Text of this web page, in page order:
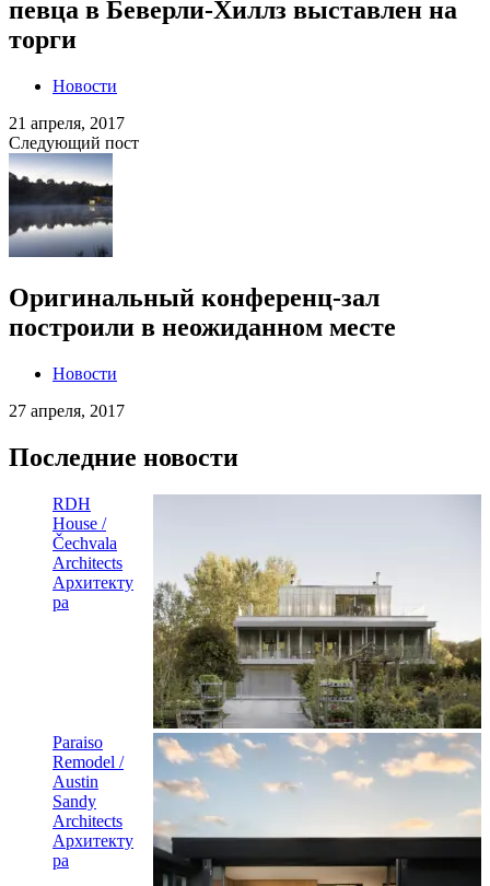
певца в Беверли-Хиллз выставлен на
торги
Новости
21 апреля, 2017
Следующий пост
Оригинальный конференц-зал
построили в неожиданном месте
Новости
27 апреля, 2017
Последние новости
RDH
House /
Čechvala
Architects
Архитекту
ра
Paraiso
Remodel /
Austin
Sandy
Architects
Архитекту
ра